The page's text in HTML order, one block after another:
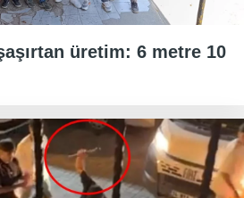
üretim: 6 metre 10